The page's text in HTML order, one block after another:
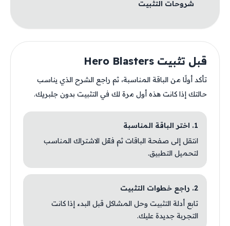
شروحات التثبيت
قبل تثبيت Hero Blasters
تأكد أولًا من الباقة المناسبة، ثم راجع الشرح الذي يناسب
حالتك إذا كانت هذه أول مرة لك في التثبيت بدون جلبريك.
1. اختر الباقة المناسبة
انتقل إلى صفحة الباقات ثم فعّل الاشتراك المناسب
لتحميل التطبيق.
2. راجع خطوات التثبيت
تابع أدلة التثبيت وحل المشاكل قبل البدء إذا كانت
التجربة جديدة عليك.